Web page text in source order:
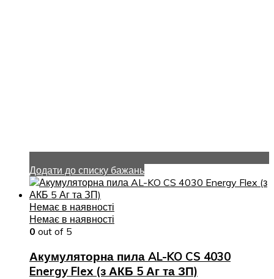
Додати до списку бажань
Немає в наявності
Немає в наявності
0 out of 5
Акумуляторна пила AL-KO CS 4030
Energy Flex (з АКБ 5 Аг та ЗП)